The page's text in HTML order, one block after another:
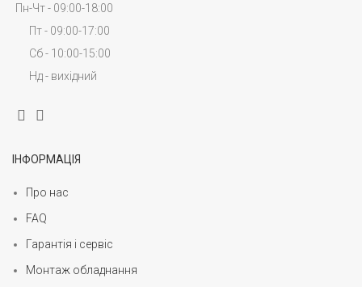
Пн-Чт - 09:00-18:00
Пт - 09:00-17:00
Сб - 10:00-15:00
Нд - вихідний
ІНФОРМАЦІЯ
Про нас
FAQ
Гарантія і сервіс
Монтаж обладнання